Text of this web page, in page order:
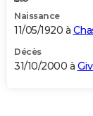
Naissance
11/05/1920 à
Décès
31/10/2000 à